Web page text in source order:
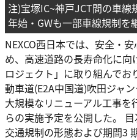
注)宝塚IC~神戸JCT間の車
年始・GWも一部車線規制を
NEXCO西日本では、安全・
め、高速道路の長寿命化に
ロジェクト」に取り組んでお
動車道(E2A中国道)吹田ジャ
大規模なリニューアル工事
らの実施予定を公開した。
交通規制の形態および期間3